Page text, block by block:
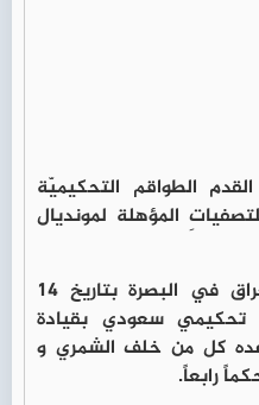
الطواقم التحكيميّة
المؤهلة لمونديال
وسيقود مواجهة الأردن والعراق في البصرة بتاريخ 14
2024، طاقم تحكيمي سعودي بقيادة
كل من خلف الشمري و
رابعاً.